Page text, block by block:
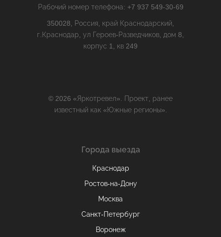
Рабочий номер телефона: +7 937 549-30-69
350028, Россия, край Краснодарский,
г.Краснодар, ул Героев-Разведчиков, дом 8,
корпус 1, кв 249
© 2026 «Яркотревел». Проект, ранее
известный как «Южные регионы».
Города выезда
Краснодар
Ростов-на-Дону
Москва
Санкт-Петербург
Воронеж